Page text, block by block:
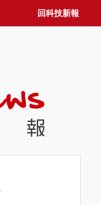
回科技新報